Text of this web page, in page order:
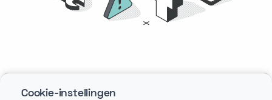
Cookie-instellingen